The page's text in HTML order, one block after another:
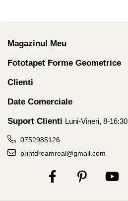
Magazinul Meu
Fototapet Forme Geometrice
Clienti
Date Comerciale
Suport Clienti Luni-Vineri, 8-16:30
0752985126
printdreamreal@gmail.com